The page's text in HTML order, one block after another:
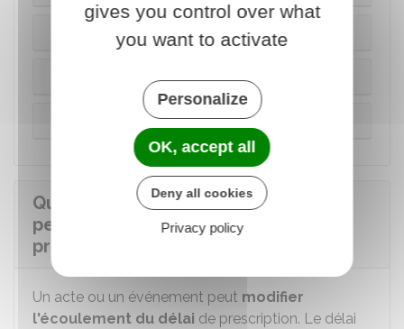
Infraction d'habitude
Infraction continue
Infraction occulte ou dissimulée
Quels événements peuvent venir
perturber l'écoulement du délai de
prescription ?
Un acte ou un événement peut modifier
l'écoulement du délai de prescription. Le délai
gives you control over what
you want to activate
Personalize
OK, accept all
Deny all cookies
Privacy policy